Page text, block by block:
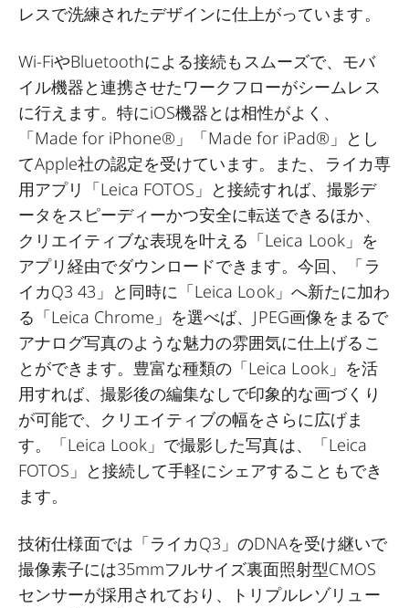
レスで洗練されたデザインに仕上がっています。
Wi-FiやBluetoothによる接続もスムーズで、モバ
イル機器と連携させたワークフローがシームレス
に行えます。特にiOS機器とは相性がよく、
「Made for iPhone®」「Made for iPad®」とし
てApple社の認定を受けています。また、ライカ専
用アプリ「Leica FOTOS」と接続すれば、撮影デ
ータをスピーディーかつ安全に転送できるほか、
クリエイティブな表現を叶える「Leica Look」を
アプリ経由でダウンロードできます。今回、「ラ
イカQ3 43」と同時に「Leica Look」へ新たに加わ
る「Leica Chrome」を選べば、JPEG画像をまるで
アナログ写真のような魅力の雰囲気に仕上げるこ
とができます。豊富な種類の「Leica Look」を活
用すれば、撮影後の編集なしで印象的な画づくり
が可能で、クリエイティブの幅をさらに広げま
す。「Leica Look」で撮影した写真は、「Leica
FOTOS」と接続して手軽にシェアすることもでき
ます。
技術仕様面では「ライカQ3」のDNAを受け継いで
撮像素子には35mmフルサイズ裏面照射型CMOS
センサーが採用されており、トリプルレゾリュー